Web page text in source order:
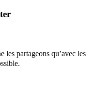
les partageons qu’avec les